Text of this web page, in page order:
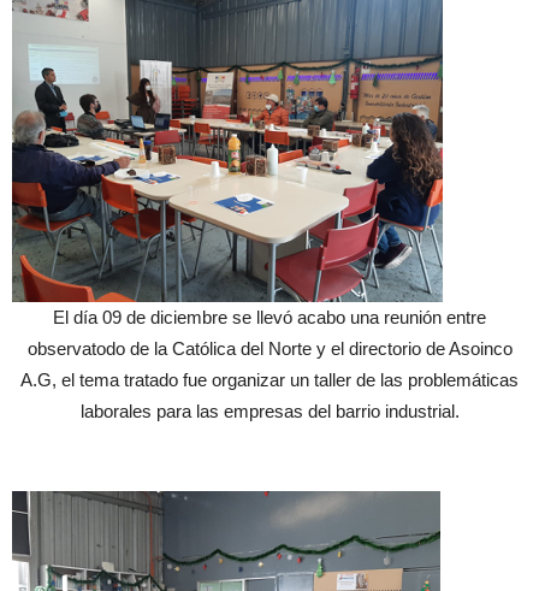
El día 09 de diciembre se llevó acabo una reunión entre
observatodo de la Católica del Norte y el directorio de Asoinco
A.G, el tema tratado fue organizar un taller de las problemáticas
laborales para las empresas del barrio industrial.